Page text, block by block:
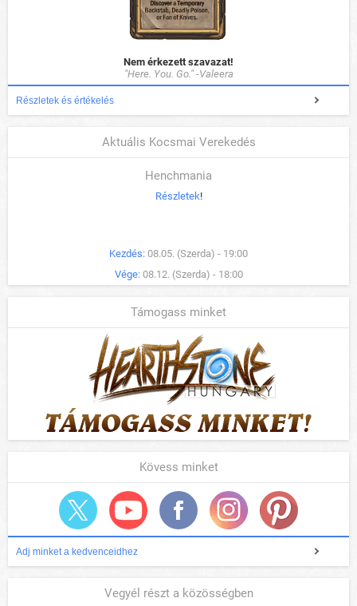
Nem érkezett szavazat!
"Here. You. Go." -Valeera
Részletek és értékelés
Aktuális Kocsmai Verekedés
Henchmania
Részletek!
Kezdés: 08.05. (Szerda) - 19:00
Vége: 08.12. (Szerda) - 18:00
Támogass minket
Kövess minket
Adj minket a kedvenceidhez
Vegyél részt a közösségben